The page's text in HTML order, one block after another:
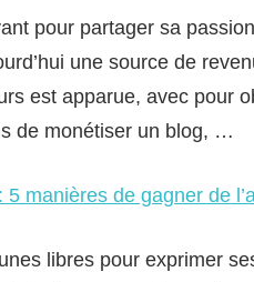
pour partager sa
une source de
est apparue, avec pour
de monétiser un blog, …
manières de gagner de
libres pour exprimer